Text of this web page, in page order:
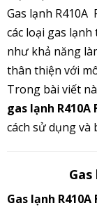
Gas lạnh
các loại gas
như khả năng
thân thiện với
Trong bài viết
gas lạnh
cách sử dụng và
Gas lạnh R410A